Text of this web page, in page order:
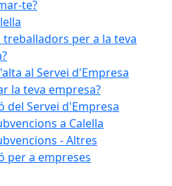
te?
treballadors per a la teva
al Servei d'Empresa
la teva empresa?
del Servei d'Empresa
a Calella
- Altres
per a empreses